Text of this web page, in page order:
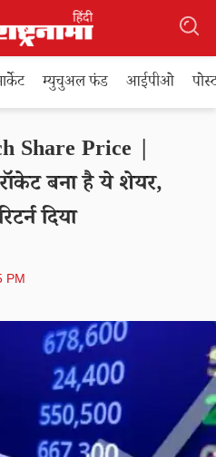
म्युचुअल फंड आईपीओ
Share Price |
बना है ये शेयर,
दिया
PM